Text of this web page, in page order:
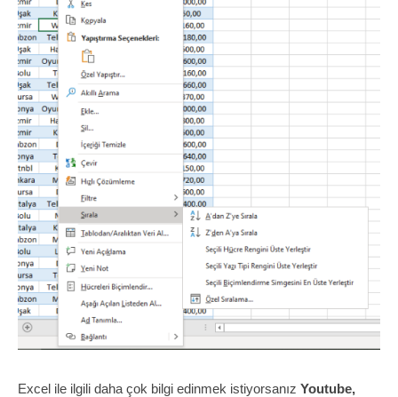
Excel ile ilgili daha çok bilgi edinmek istiyorsanız Youtube,